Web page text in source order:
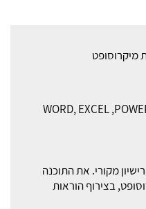
מיקרוסופט
WORD, EXCEL
מקורי. את התוכנה
בצירוף הוראות